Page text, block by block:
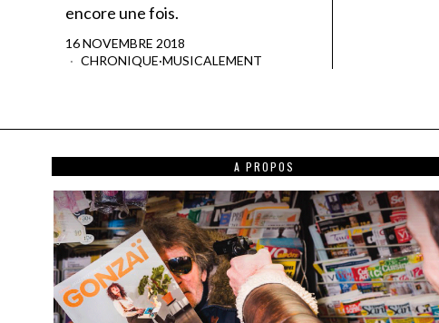
encore une fois.
16 NOVEMBRE 2018
CHRONIQUE·MUSICALEMENT
A PROPOS